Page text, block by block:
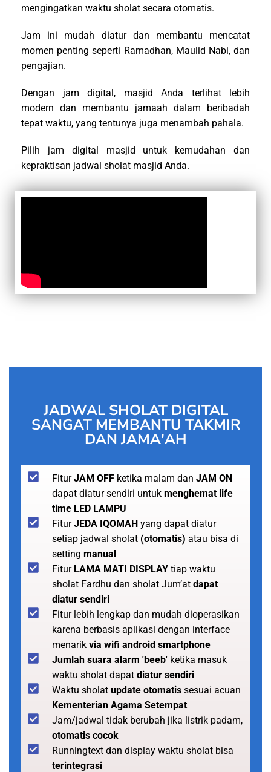
mengingatkan waktu sholat secara otomatis.
Jam ini mudah diatur dan membantu mencatat
momen penting seperti Ramadhan, Maulid Nabi, dan
pengajian.
Dengan jam digital, masjid Anda terlihat lebih
modern dan membantu jamaah dalam beribadah
tepat waktu, yang tentunya juga menambah pahala.
Pilih jam digital masjid untuk kemudahan dan
kepraktisan jadwal sholat masjid Anda.
JADWAL SHOLAT DIGITAL
SANGAT MEMBANTU TAKMIR
DAN JAMA'AH
FiturJAM OFF ketika malam dan JAM ON
dapat diatur sendiri untuk menghemat life
time LED LAMPU
FiturJEDA IQOMAH yang dapat diatur
setiap jadwal sholat (otomatis) atau bisa di
setting manual
Fitur LAMA MATI DISPLAY tiap waktu
sholat Fardhu dan sholat Jum’at dapat
diatur sendiri
Fitur lebih lengkap dan mudah dioperasikan
karena berbasis aplikasi dengan interface
menarik via wifi android smartphone
Jumlah suara alarm 'beeb' ketika masuk
waktu sholat dapat diatur sendiri
Waktu sholat update otomatis sesuai acuan
Kementerian Agama Setempat
Jam/jadwal tidak berubah jika listrik padam,
otomatis cocok
Runningtext dan display waktu sholat bisa
terintegrasi